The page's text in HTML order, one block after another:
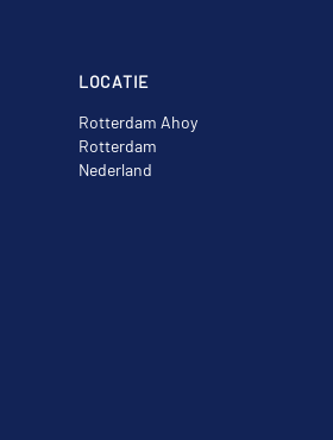
LOCATIE
Rotterdam Ahoy
Rotterdam
Nederland